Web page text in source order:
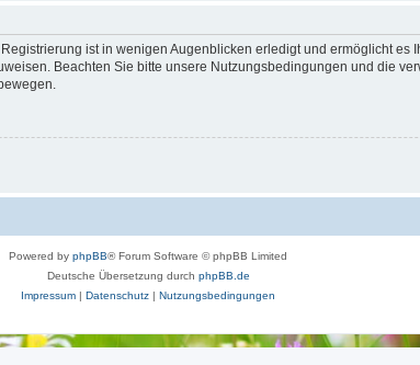
ist in wenigen Augenblicken erledigt und ermöglicht es
Beachten Sie bitte unsere Nutzungsbedingungen und die
Powered by phpBB® Forum Software © phpBB Limited
Deutsche Übersetzung durch phpBB.de
Impressum | Datenschutz | Nutzungsbedingungen